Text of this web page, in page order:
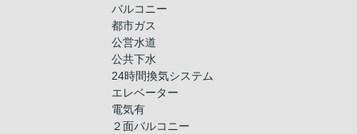
バルコニー
都市ガス
公営水道
公共下水
24時間換気システム
エレベーター
電気有
２面バルコニー